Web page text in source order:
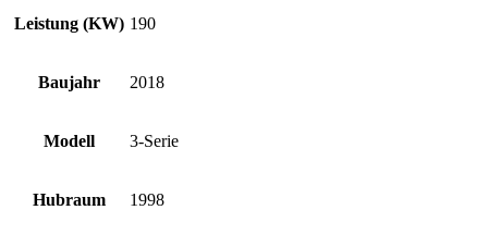
Leistung (KW) 190
Baujahr 2018
Modell 3-Serie
Hubraum 1998